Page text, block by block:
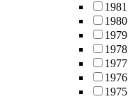
1981
1980
1979
1978
1977
1976
1975